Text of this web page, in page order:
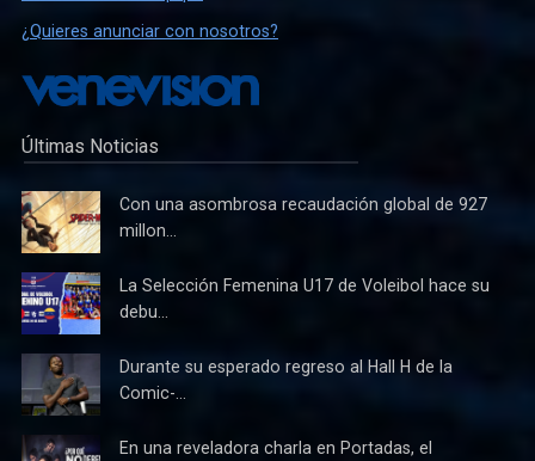
¿Quieres anunciar con nosotros?
Últimas Noticias
Con una asombrosa recaudación global de 927
millon...
La Selección Femenina U17 de Voleibol hace su
debu...
Durante su esperado regreso al Hall H de la
Comic-...
En una reveladora charla en Portadas, el